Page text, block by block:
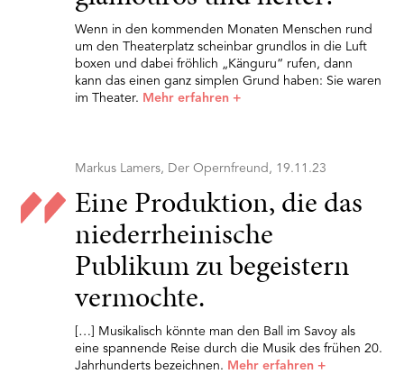
Wenn in den kommenden Monaten Menschen rund
um den Theaterplatz scheinbar grundlos in die Luft
boxen und dabei fröhlich „Känguru“ rufen, dann
kann das einen ganz simplen Grund haben: Sie waren
im Theater. Mehr erfahren +
Markus Lamers, Der Opernfreund, 19.11.23
Eine Produktion, die das
niederrheinische
Publikum zu begeistern
vermochte.
[…] Musikalisch könnte man den Ball im Savoy als
eine spannende Reise durch die Musik des frühen 20.
Jahrhunderts bezeichnen. Mehr erfahren +